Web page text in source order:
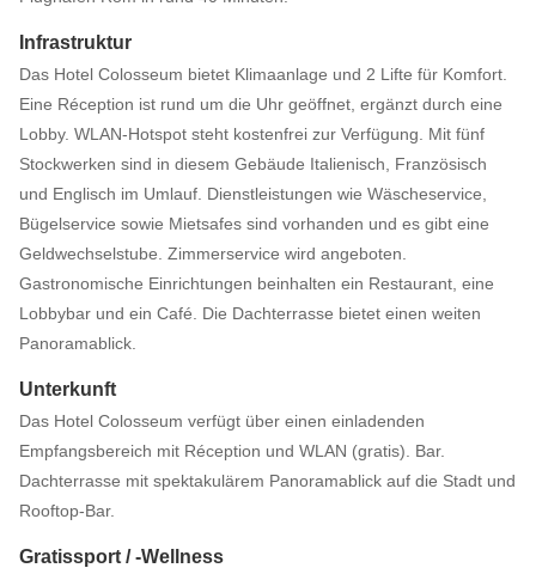
Infrastruktur
Das Hotel Colosseum bietet Klimaanlage und 2 Lifte für Komfort.
Eine Réception ist rund um die Uhr geöffnet, ergänzt durch eine
Lobby. WLAN-Hotspot steht kostenfrei zur Verfügung. Mit fünf
Stockwerken sind in diesem Gebäude Italienisch, Französisch
und Englisch im Umlauf. Dienstleistungen wie Wäscheservice,
Bügelservice sowie Mietsafes sind vorhanden und es gibt eine
Geldwechselstube. Zimmerservice wird angeboten.
Gastronomische Einrichtungen beinhalten ein Restaurant, eine
Lobbybar und ein Café. Die Dachterrasse bietet einen weiten
Panoramablick.
Unterkunft
Das Hotel Colosseum verfügt über einen einladenden
Empfangsbereich mit Réception und WLAN (gratis). Bar.
Dachterrasse mit spektakulärem Panoramablick auf die Stadt und
Rooftop-Bar.
Gratissport / -Wellness